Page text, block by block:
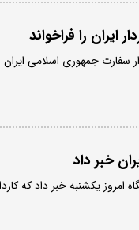
ایران را فراخواند
سفارت جمهوری اسلامی
خبر داد
امروز یکشنبه خبر داد که